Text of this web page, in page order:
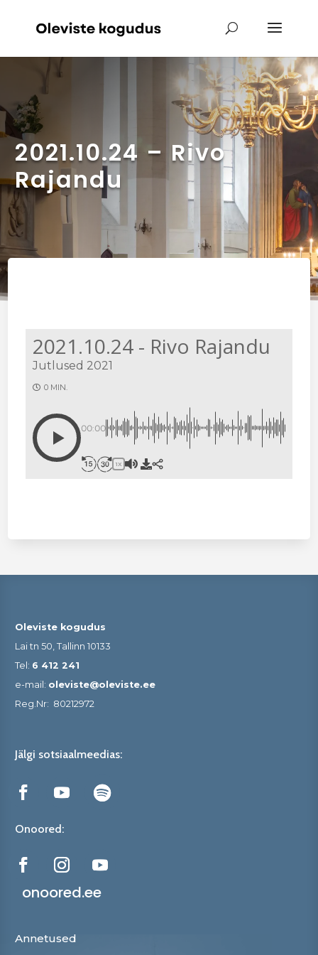
2021.10.24 – Rivo
Rajandu
2021.10.24 - Rivo Rajandu
Jutlused 2021
0 MIN.
00:00
1X
Oleviste kogudus
Lai tn 50, Tallinn 10133
Tel: 6 412 241
e-mail: oleviste@oleviste.ee
Reg.Nr: 80212972
Jälgi sotsiaalmeedias:
Onoored:
onoored.ee
Annetused